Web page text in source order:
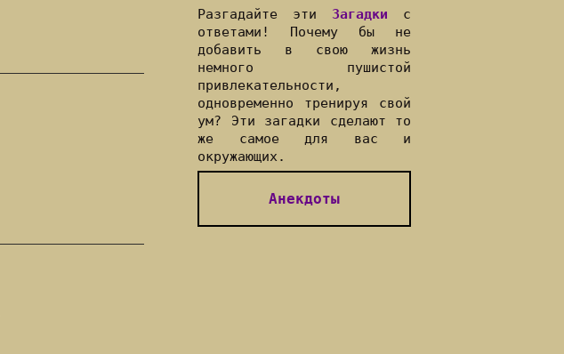
Разгадайте эти Загадки с
ответами! Почему бы не
добавить в свою жизнь
немного пушистой
привлекательности,
одновременно тренируя свой
ум? Эти загадки сделают то
же самое для вас и
окружающих.
Анекдоты